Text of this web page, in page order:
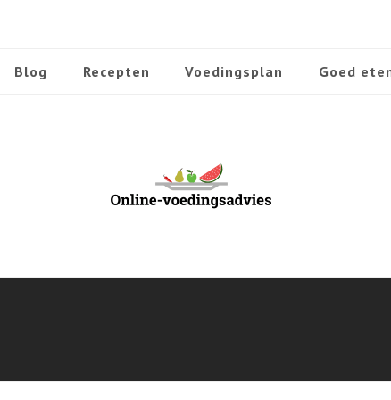
Blog Recepten Voedingsplan Goed